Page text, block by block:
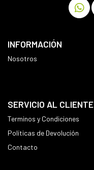
INFORMACIÓN
Nosotros
SERVICIO AL CLIENTE
Terminos y Condiciones
Políticas de Devolución
Contacto